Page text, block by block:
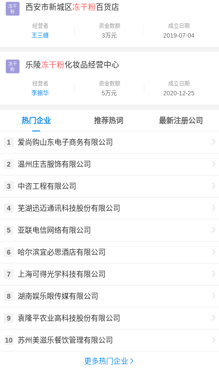
冻干
粉
西安市新城区冻干粉百货店
经营者
王三峰
资金数额
3万元
成立日期
2019-07-04
冻干
粉
乐陵冻干粉化妆品经营中心
经营者
李振华
资金数额
5万元
成立日期
2020-12-25
热门企业
1 爱尚购山东电子商务有限公司
2 温州庄吉服饰有限公司
3 中咨工程有限公司
4 芜湖迅迈通讯科技股份有限公司
5 亚联电信网络有限公司
6 哈尔滨宜必思酒店有限公司
7 上海可得光学科技有限公司
8 湖南娱乐眼传媒有限公司
9 袁隆平农业高科技股份有限公司
10 苏州美滋乐餐饮管理有限公司
更多热门企业
推荐热词 最新注册公司